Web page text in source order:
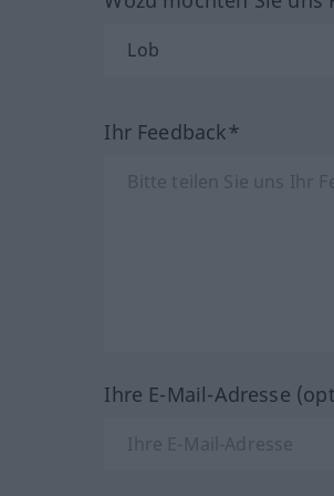
Ihr Feedback*
Ihre E-Mail-Adresse